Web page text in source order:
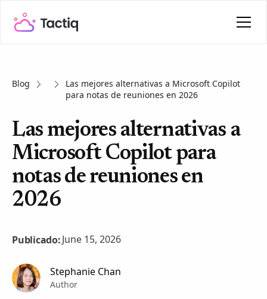
Blog
Las mejores alternativas a Microsoft Copilot
para notas de reuniones en 2026
Las mejores alternativas a
Microsoft Copilot para
notas de reuniones en
2026
Publicado:June 15, 2026
Stephanie Chan
Author